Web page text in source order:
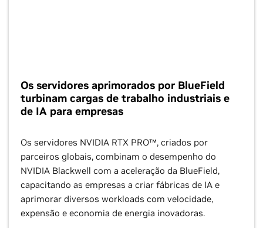
Os servidores aprimorados por BlueField
turbinam cargas de trabalho industriais e
de IA para empresas
Os servidores NVIDIA RTX PRO™, criados por
parceiros globais, combinam o desempenho do
NVIDIA Blackwell com a aceleração da BlueField,
capacitando as empresas a criar fábricas de IA e
aprimorar diversos workloads com velocidade,
expensão e economia de energia inovadoras.